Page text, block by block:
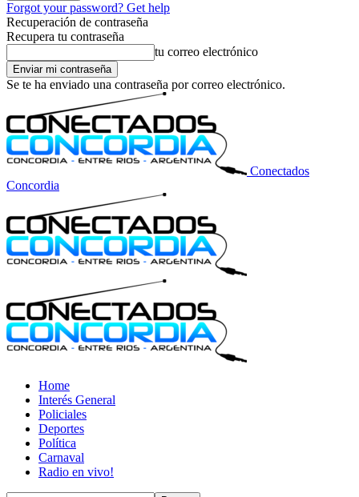
Forgot your password? Get help
Recuperación de contraseña
Recupera tu contraseña
tu correo electrónico
Se te ha enviado una contraseña por correo electrónico.
Conectados
Concordia
Home
Interés General
Policiales
Deportes
Política
Carnaval
Radio en vivo!